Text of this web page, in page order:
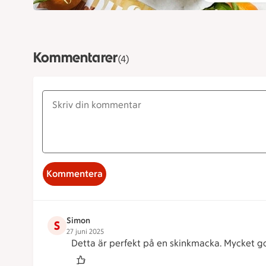
Kommentarer(4)
Kommentera
S Simon
27 juni 2025
Detta är perfekt på en skinkmacka. Mycket